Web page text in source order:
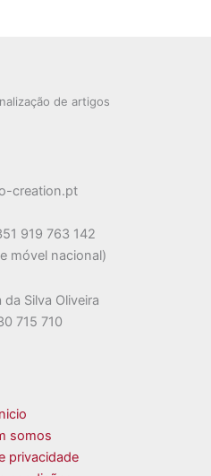
de artigos
creation.pt
919 763 142
móvel nacional)
Silva Oliveira
715 710
somos
privacidade